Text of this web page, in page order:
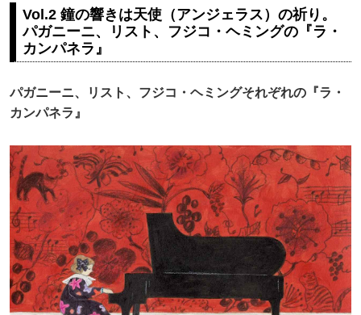
Vol.2 鐘の響きは天使（アンジェラス）の祈り。
パガニーニ、リスト、フジコ・ヘミングの『ラ・
カンパネラ』
パガニーニ、リスト、フジコ・ヘミングそれぞれの『ラ・
カンパネラ』